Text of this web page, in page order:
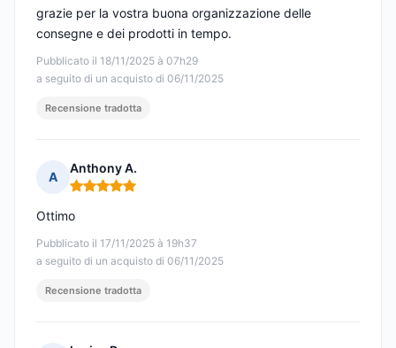
Pubblicato il 18/11/2025 à 07h29
a seguito di un acquisto di 06/11/2025
grazie per la vostra buona organizzazione delle
consegne e dei prodotti in tempo.
Recensione tradotta
A
Anthony A.
Nota: 5 su 5
Pubblicato il 17/11/2025 à 19h37
a seguito di un acquisto di 06/11/2025
Ottimo
Recensione tradotta